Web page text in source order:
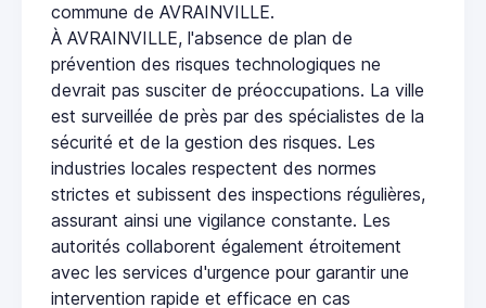
commune de AVRAINVILLE.
À AVRAINVILLE, l'absence de plan de
prévention des risques technologiques ne
devrait pas susciter de préoccupations. La ville
est surveillée de près par des spécialistes de la
sécurité et de la gestion des risques. Les
industries locales respectent des normes
strictes et subissent des inspections régulières,
assurant ainsi une vigilance constante. Les
autorités collaborent également étroitement
avec les services d'urgence pour garantir une
intervention rapide et efficace en cas